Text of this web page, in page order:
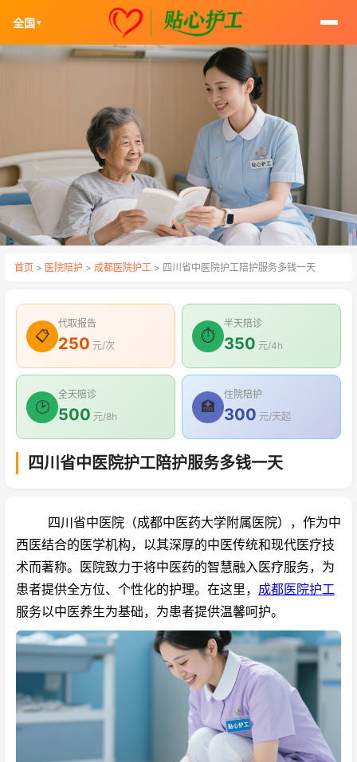
全国 ▼
首页 > 医院陪护 > 成都医院护工 > 四川省中医院护工陪护服务多钱一天
📋
代取报告
250 元/次
⏱
半天陪诊
350 元/4h
🕑
全天陪诊
500 元/8h
🏥
住院陪护
300 元/天起
四川省中医院护工陪护服务多钱一天
四川省中医院（成都中医药大学附属医院），作为中
西医结合的医学机构，以其深厚的中医传统和现代医疗技
术而著称。医院致力于将中医药的智慧融入医疗服务，为
患者提供全方位、个性化的护理。在这里， 成都医院护工
服务以中医养生为基础，为患者提供温馨呵护。